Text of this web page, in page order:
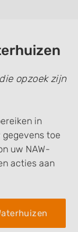
opzoek zijn
in
gegevens toe
uw NAW-
acties aan